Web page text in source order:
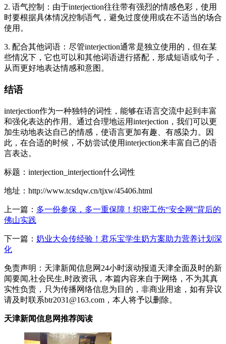
2. 语气控制：由于interjection往往带有强烈的情感色彩，使用
时要根据具体情况控制语气，避免过度使用或在不适当的场合
使用。
3. 配合其他词语：尽管interjection通常是独立使用的，但在某
些情况下，它也可以和其他词语进行搭配，形成短语或句子，
从而更好地表达情感和意图。
结语
interjection作为一种独特的词性，能够在语言交流中起到丰富
和强化表达的作用。通过合理地运用interjection，我们可以更
加生动地表达自己的情感，使语言更加有趣、有感染力。因
此，在合适的时候，不妨尝试使用interjection来丰富自己的语
言表达。
标题：interjection_interjection什么词性
地址：http://www.tcsdqw.cn/tjxw/45406.html
上一篇： 多一份参保，多一重保障！织密工伤“安全网”背后的
佛山实践
下一篇： 奶业大会传经验！君乐宝学生奶方案助力营养计划深
化
免责声明：天津新闻信息网24小时滚动报道天津全面及时的新
闻要闻,社会民生,时政资讯，本篇内容来自于网络，不为其真
实性负责，只为传播网络信息为目的，非商业用途，如有异议
请及时联系btr2031@163.com，本人将予以删除。
天津新闻信息网推荐阅读